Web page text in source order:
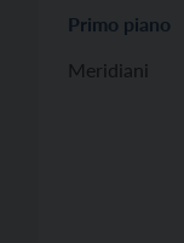
Primo piano
Meridiani